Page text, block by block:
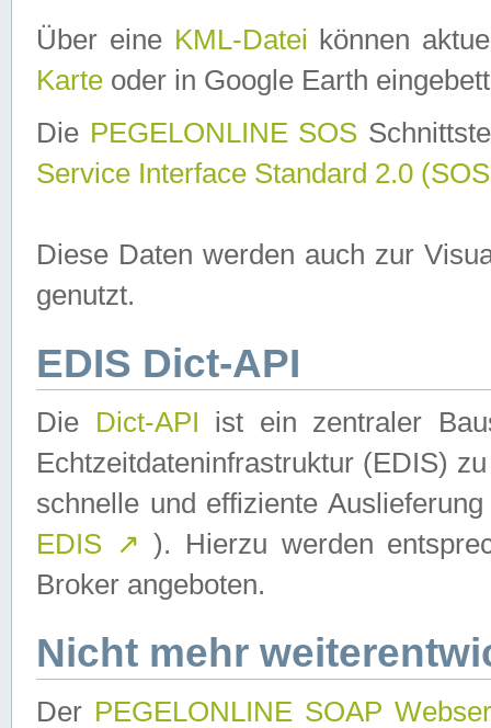
Über eine KML-Datei können
Karte oder in Google Earth
Die PEGELONLINE SOS
Service Interface Standard 2.0
Diese Daten werden auch zur
genutzt.
EDIS Dict-API
Die Dict-API ist ein zentraler
Echtzeitdateninfrastruktur (EDIS)
schnelle und effiziente
EDIS ↗ ). Hierzu werden
Broker angeboten.
Nicht mehr
Der PEGELONLINE SOAP